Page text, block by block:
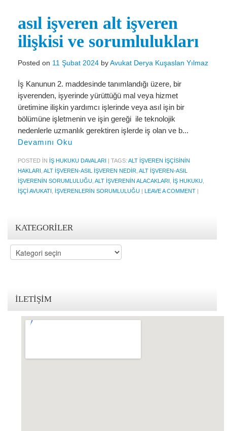
İcra Ve İflas Hukuku
Gayrimenkul hukuku
Ticaret Hukuku
İdare ve Vergi Hukuku
Basında Derya Kuşaslan
HESAPLAMA ARAÇLARI
İhbar Tazminatı Hesaplama
Kıdem Tazminatı Hesaplama
Fazla Mesai Hesaplama
KVKK
KVKK Politikamız
Aydınlatma Metni
KVKK Başvuru Formu
asıl işveren alt işveren
ilişkisi ve sorumlulukları
Posted on 11 Şubat 2024 byAvukat Derya Kuşaslan Yılmaz
İş Kanunun 2. maddesinde tanımlandığı üzere, bir
işverenden, işyerinde yürüttüğü mal veya hizmet
üretimine ilişkin yardımcı işlerinde veya asıl işin bir
bölümüne işletmenin ve işin gereği ile teknolojik
nedenlerle uzmanlık gerektiren işlerde iş olan ve b...
Devamını Oku
POSTED IN İŞ HUKUKU DAVALARI | TAGS: ALT IŞVEREN IŞÇISININ
HAKLARI ALT IŞVEREN-ASIL IŞVEREN NEDIR ALT IŞVEREN-ASIL
IŞVERENIN SORUMLULUĞU ALT IŞVERENIN ALACAKLARI IŞ HUKUKU
IŞÇI AVUKATI
IŞVERENLERIN SORUMLULUĞU | LEAVE A COMMENT |
KATEGORILER
Kategoriler
İLETIŞIM